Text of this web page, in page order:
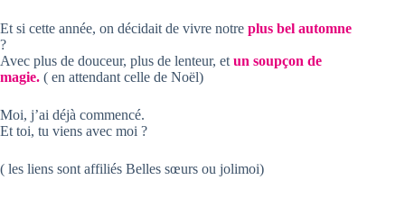
Et si cette année, on décidait de vivre notre plus bel automne
?
Avec plus de douceur, plus de lenteur, et un soupçon de
magie. ( en attendant celle de Noël)
Moi, j’ai déjà commencé.
Et toi, tu viens avec moi ?
( les liens sont affiliés Belles sœurs ou jolimoi)